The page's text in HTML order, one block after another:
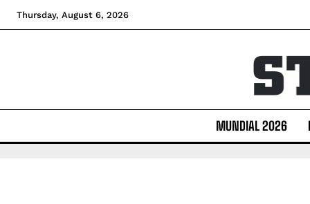
Thursday, August 6, 2026
MUNDIAL 2026